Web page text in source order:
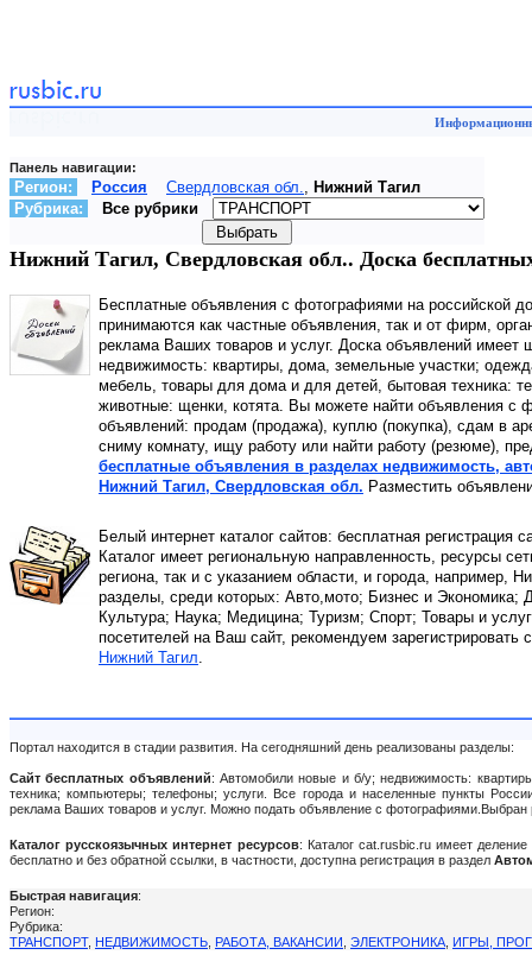
Панель навигации:
Регион: Россия Свердловская обл., Нижний Тагил
Рубрика:
Все рубрики
Нижний Тагил, Свердловская обл.. Доска
Бесплатные объявления с фотографиями на российской
принимаются как частные объявления, так и от фирм,
реклама Ваших товаров и услуг. Доска объявлений имеет
недвижимость: квартиры, дома, земельные участки;
мебель, товары для дома и для детей, бытовая техника:
животные: щенки, котята. Вы можете найти объявления с
объявлений: продам (продажа), куплю (покупка), сдам в
сниму комнату, ищу работу или найти работу (резюме),
бесплатные объявления в разделах недвижимость,
Нижний Тагил, Свердловская обл. Разместить
Белый интернет каталог сайтов: бесплатная регистрация
Каталог имеет региональную направленность, ресурсы
региона, так и с указанием области, и города, например,
разделы, среди которых: Авто,мото; Бизнес и
Культура; Наука; Медицина; Туризм; Спорт; Товары и
посетителей на Ваш сайт, рекомендуем зарегистрировать
Нижний Тагил.
Портал находится в стадии развития. На сегодняшний день реализованы разделы:
Сайт бесплатных объявлений: Автомобили новые и б/у; недвижимость:
техника; компьютеры; телефоны; услуги. Все города и населенные пункты
реклама Ваших товаров и услуг. Можно подать объявление c фотографиями.Выбран
Каталог русскоязычных интернет ресурсов: Каталог cat.rusbic.ru имеет
бесплатно и без обратной ссылки, в частности, доступна регистрация в раздел
Быстрая навигация:
Регион:
Рубрика:
ТРАНСПОРТ, НЕДВИЖИМОСТЬ РАБОТА, ВАКАНСИИ ЭЛЕКТРОНИКА ИГРЫ,